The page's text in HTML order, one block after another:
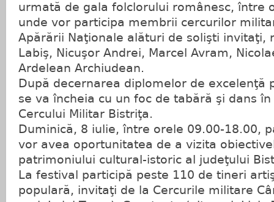
urmată de gala folclorului românesc, între
unde vor participa membrii cercurilor
Apărării Naţionale alături de solişti invitaţi,
Labiş, Nicuşor Andrei, Marcel Avram,
Ardelean Archiudean.
După decernarea diplomelor de excelenţă
se va încheia cu un foc de tabără şi dans
Cercului Militar Bistriţa.
Duminică, 8 iulie, între orele 09.00-18.00,
vor avea oportunitatea de a vizita
patrimoniului cultural-istoric al judeţului
La festival participă peste 110 de tineri
populară, invitaţi de la Cercurile militare